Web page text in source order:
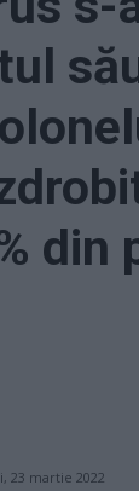
din
23 martie 2022